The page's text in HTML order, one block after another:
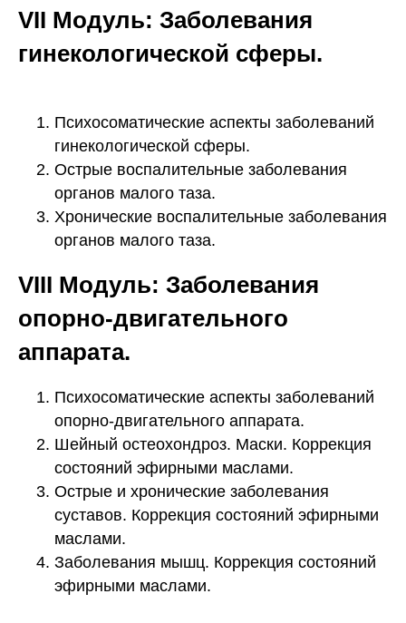
VII Модуль: Заболевания
гинекологической сферы.
Психосоматические аспекты заболеваний
гинекологической сферы.
Острые воспалительные заболевания
органов малого таза.
Хронические воспалительные заболевания
органов малого таза.
VIII Модуль: Заболевания
опорно-двигательного
аппарата.
Психосоматические аспекты заболеваний
опорно-двигательного аппарата.
Шейный остеохондроз. Маски. Коррекция
состояний эфирными маслами.
Острые и хронические заболевания
суставов. Коррекция состояний эфирными
маслами.
Заболевания мышц. Коррекция состояний
эфирными маслами.